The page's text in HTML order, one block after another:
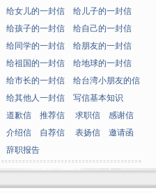
给女儿的一封信
给儿子的一封信
给孩子的一封信
给自己的一封信
给同学的一封信
给朋友的一封信
给祖国的一封信
给地球的一封信
给市长的一封信
给台湾小朋友的信
给其他人一封信
写信基本知识
道歉信
推荐信 求职信
感谢信
介绍信
自荐信 表扬信
邀请函
辞职报告